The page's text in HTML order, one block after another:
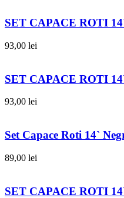
SET CAPACE ROTI
93,00 lei
SET CAPACE ROTI
93,00 lei
Set Capace Roti 14`
89,00 lei
SET CAPACE ROTI